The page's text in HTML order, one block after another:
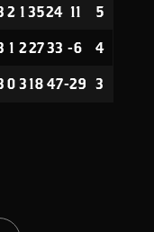
2 1 3524 11 5
1 22733 -6 4
0 3 18 47-29 3